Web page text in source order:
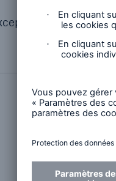
du Québec,
Services
Renseignez-
unique, de
inspections